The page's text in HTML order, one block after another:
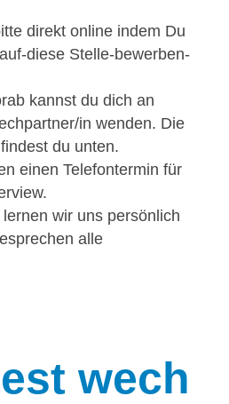
direkt online indem Du
diese Stelle-bewerben-
kannst du dich an
in wenden. Die
du unten.
einen Telefontermin für
wir uns persönlich
alle
wech